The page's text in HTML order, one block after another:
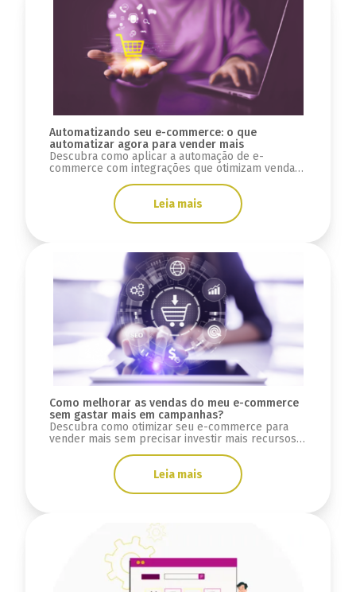
Automatizando seu e-commerce: o que
automatizar agora para vender mais
Descubra como aplicar a automação de e-
commerce com integrações que otimizam vendas,
reduzem erros e melhoram a experiência do
Leia mais
Como melhorar as vendas do meu e-commerce
sem gastar mais em campanhas?
Descubra como otimizar seu e-commerce para
vender mais sem precisar investir mais recursos
em campanhas de mídias pagas.
Leia mais